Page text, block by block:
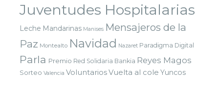
Juventudes Hospitalarias
Leche Mandarinas Manises Mensajeros de la
Paz Montealto Navidad Nazaret Paradigma Digital
Parla Premio Red Solidaria Bankia Reyes Magos
Sorteo Valencia VoluntariosVuelta al cole Yuncos